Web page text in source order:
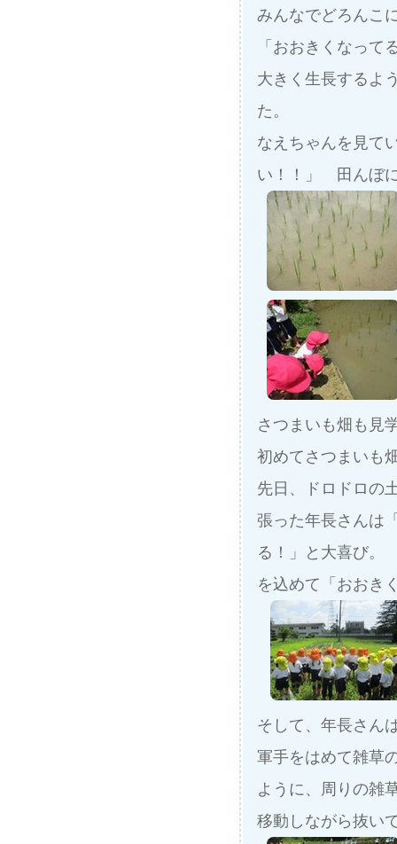
みんなでどろんこ
「おおきくなっ
大きく生長するよ
た。
なえちゃんを見て
い！！」 田んぼ
さつまいも畑も見
初めてさつまいも
先日、ドロドロの
張った年長さんは
る！」と大喜び。
を込めて「おおき
そして、年長さん
軍手をはめて雑草
ように、周りの雑
移動しながら抜い